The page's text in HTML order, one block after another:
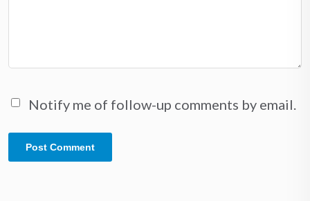
Notify me of follow-up comments by email.